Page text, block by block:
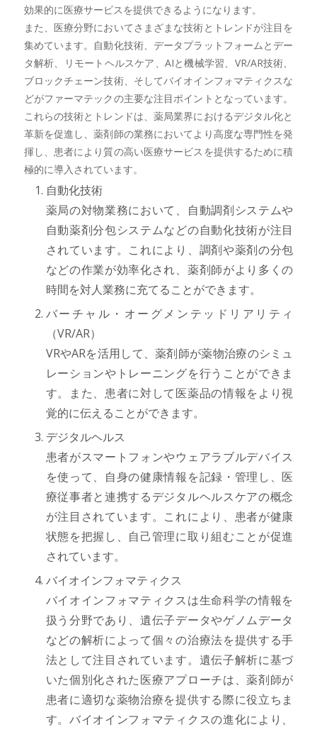
効果的に医療サービスを提供できるようになります。
また、医療分野においてさまざまな技術とトレンドが注目を
集めています。自動化技術、データプラットフォームとデー
タ解析、リモートヘルスケア、AIと機械学習、VR/AR技術、
ブロックチェーン技術、そしてバイオインフォマティクスな
どがファーマテックの主要な注目ポイントとなっています。
これらの技術とトレンドは、薬局業界におけるデジタル化と
革新を促進し、薬剤師の業務においてより高度な専門性を発
揮し、患者により質の高い医療サービスを提供するために積
極的に導入されています。
自動化技術
薬局の対物業務において、自動調剤システムや
自動薬剤分包システムなどの自動化技術が注目
されています。これにより、調剤や薬剤の分包
などの作業が効率化され、薬剤師がより多くの
時間を対人業務に充てることができます。
バーチャル・オーグメンテッドリアリティ
（VR/AR）
VRやARを活用して、薬剤師が薬物治療のシミュ
レーションやトレーニングを行うことができま
す。また、患者に対して医薬品の情報をより視
覚的に伝えることができます。
デジタルヘルス
患者がスマートフォンやウェアラブルデバイス
を使って、自身の健康情報を記録・管理し、医
療従事者と連携するデジタルヘルスケアの概念
が注目されています。これにより、患者が健康
状態を把握し、自己管理に取り組むことが促進
されています。
バイオインフォマティクス
バイオインフォマティクスは生命科学の情報を
扱う分野であり、遺伝子データやゲノムデータ
などの解析によって個々の治療法を提供する手
法として注目されています。遺伝子解析に基づ
いた個別化された医療アプローチは、薬剤師が
患者に適切な薬物治療を提供する際に役立ちま
す。バイオインフォマティクスの進化により、